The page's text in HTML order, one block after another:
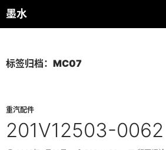
跳
至
墨水
搜
索
标签归档：MC07
重汽配件
201V12503-0062